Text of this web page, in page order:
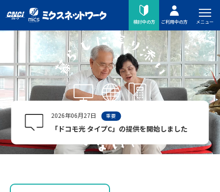
検討中の方 ご利用中の方 メニュー
2026年06月27日 重要
「ドコモ光 タイプC」の提供を開始しました